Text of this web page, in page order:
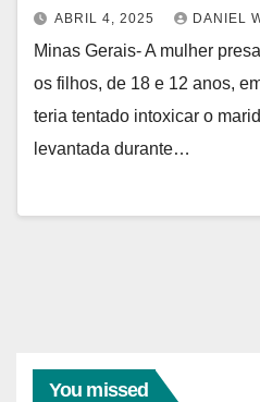
ABRIL 4, 2025 DANIEL
Minas Gerais- A mulher
os filhos, de 18 e 12 anos,
teria tentado intoxicar o
levantada durante…
You missed